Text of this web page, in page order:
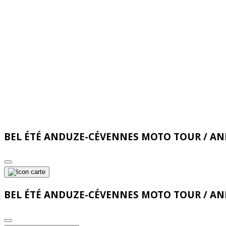
BEL ÉTÉ ANDUZE-CÉVENNES MOTO TOUR /
BEL ÉTÉ ANDUZE-CÉVENNES MOTO TOUR /